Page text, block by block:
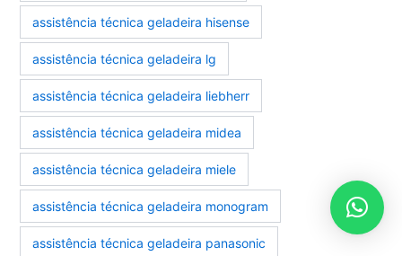
assistência técnica geladeira hisense
assistência técnica geladeira lg
assistência técnica geladeira liebherr
assistência técnica geladeira midea
assistência técnica geladeira miele
assistência técnica geladeira monogram
assistência técnica geladeira panasonic